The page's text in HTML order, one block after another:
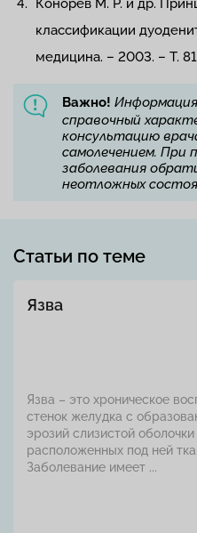
Конорев М. Р. и др.
классификации
медицина. – 2003. – Т.
Важно!
справочный
консультацию
самолечением. При
заболевания
неотложных
Статьи по теме
Язва
Язва – это хроническое
стенок желудка с
эрозий слизистой оболочки
расположенных под ней
Заболевание имеет ...